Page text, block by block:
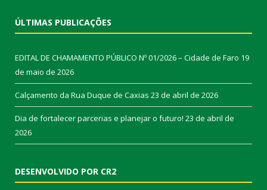
ÚLTIMAS PUBLICAÇÕES
EDITAL DE CHAMAMENTO PÚBLICO Nº 01/2026 – Cidade de Faro 19
de maio de 2026
Calçamento da Rua Duque de Caxias 23 de abril de 2026
Dia de fortalecer parcerias e planejar o futuro! 23 de abril de
2026
DESENVOLVIDO POR CR2